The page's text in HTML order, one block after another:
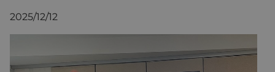
2025/12/12